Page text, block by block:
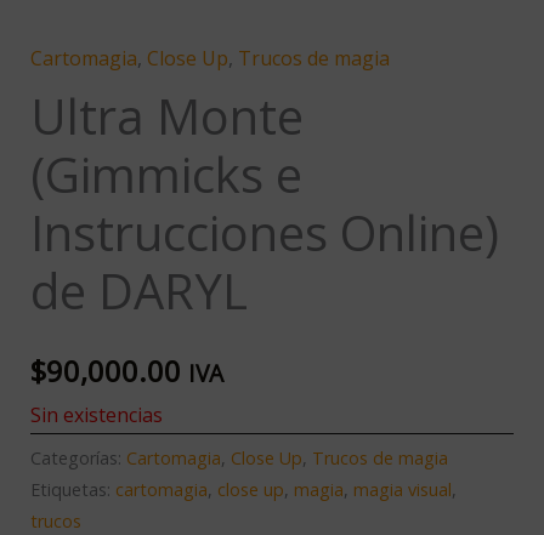
Cartomagia, Close Up, Trucos de magia
Ultra Monte
(Gimmicks e
Instrucciones Online)
de DARYL
$90,000.00 IVA
Sin existencias
Categorías: Cartomagia, Close Up, Trucos de magia
Etiquetas: cartomagia, close up, magia, magia visual,
trucos